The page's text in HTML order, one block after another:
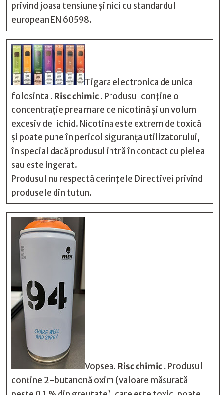
privind joasa tensiune și nici cu standardul
european EN 60598.
Tigara electronica de unica
folosinta . Risc chimic. Produsul conține o
concentrație prea mare de nicotină și un volum
excesiv de lichid. Nicotina este extrem de toxică
și poate pune în pericol siguranța utilizatorului,
în special dacă produsul intră în contact cu pielea
sau este ingerat.
Produsul nu respectă cerințele Directivei privind
produsele din tutun.
Vopsea. Risc chimic .Produsul
conține 2-butanonă oxim (valoare măsurată